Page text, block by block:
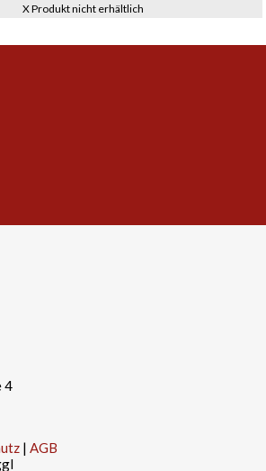
X Produkt nicht erhältlich
4
| AGB